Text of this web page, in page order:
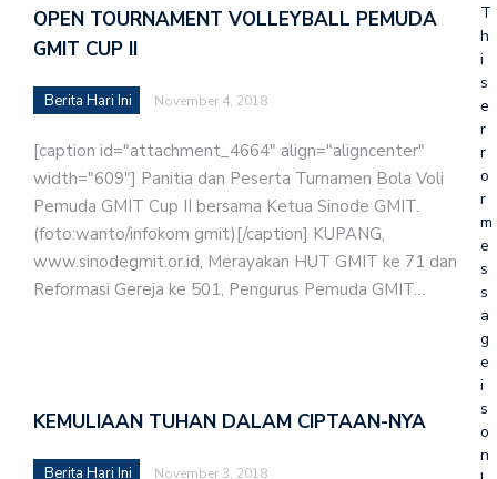
OPEN TOURNAMENT VOLLEYBALL PEMUDA
GMIT CUP II
Berita Hari Ini November 4, 2018
[caption id="attachment_4664" align="aligncenter"
width="609"] Panitia dan Peserta Turnamen Bola Voli
Pemuda GMIT Cup II bersama Ketua Sinode GMIT.
(foto:wanto/infokom gmit)[/caption] KUPANG,
www.sinodegmit.or.id, Merayakan HUT GMIT ke 71 dan
Reformasi Gereja ke 501, Pengurus Pemuda GMIT…
KEMULIAAN TUHAN DALAM CIPTAAN-NYA
Berita Hari Ini November 3, 2018
T
h
i
s
e
r
r
o
r
m
e
s
s
a
g
e
i
s
o
n